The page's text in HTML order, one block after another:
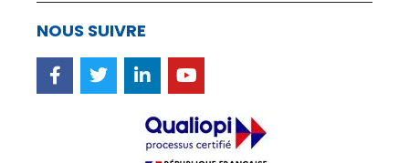
NOUS SUIVRE